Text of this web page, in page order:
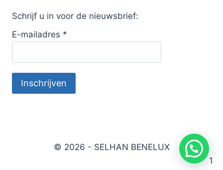
Schrijf u in voor de nieuwsbrief:
E-mailadres *
© 2026 - SELHAN BENELUX
1